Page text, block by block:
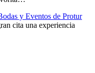
y Eventos de Protur
cita una experiencia